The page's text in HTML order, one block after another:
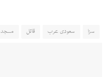
سزا سعودی عرب قاتل مسجد